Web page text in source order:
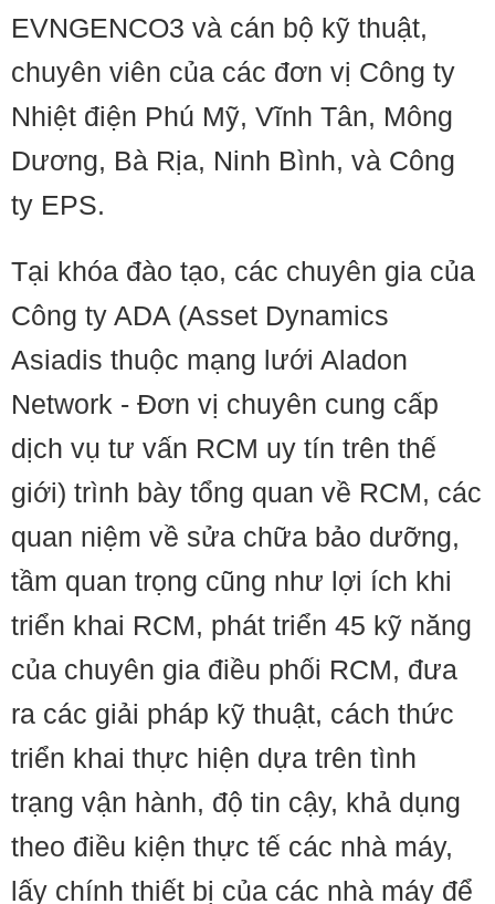
EVNGENCO3 và cán bộ kỹ thuật,
chuyên viên của các đơn vị Công ty
Nhiệt điện Phú Mỹ, Vĩnh Tân, Mông
Dương, Bà Rịa, Ninh Bình, và Công
ty EPS.
Tại khóa đào tạo, các chuyên gia của
Công ty ADA (Asset Dynamics
Asiadis thuộc mạng lưới Aladon
Network - Đơn vị chuyên cung cấp
dịch vụ tư vấn RCM uy tín trên thế
giới) trình bày tổng quan về RCM, các
quan niệm về sửa chữa bảo dưỡng,
tầm quan trọng cũng như lợi ích khi
triển khai RCM, phát triển 45 kỹ năng
của chuyên gia điều phối RCM, đưa
ra các giải pháp kỹ thuật, cách thức
triển khai thực hiện dựa trên tình
trạng vận hành, độ tin cậy, khả dụng
theo điều kiện thực tế các nhà máy,
lấy chính thiết bị của các nhà máy để